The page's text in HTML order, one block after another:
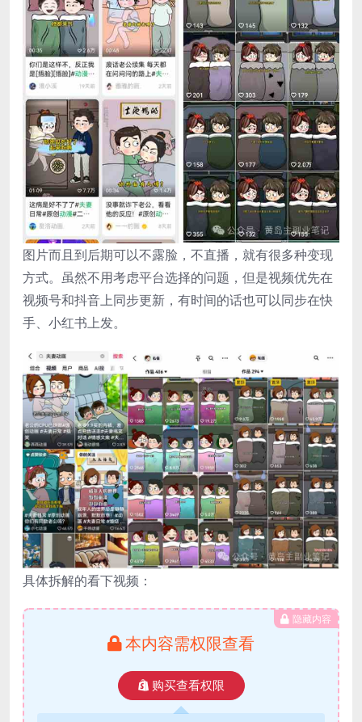
图片而且到后期可以不露脸，不直播，就有很多种变现
方式。虽然不用考虑平台选择的问题，但是视频优先在
视频号和抖音上同步更新，有时间的话也可以同步在快
手、小红书上发。
具体拆解的看下视频：
隐藏内容
本内容需权限查看
购买查看权限